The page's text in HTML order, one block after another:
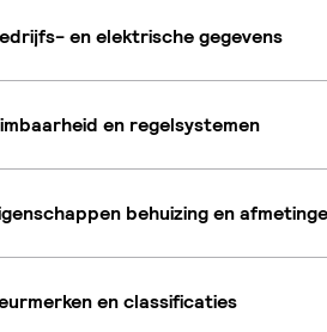
en elektrische gegevens
en regelsystemen
behuizing en
en classificaties